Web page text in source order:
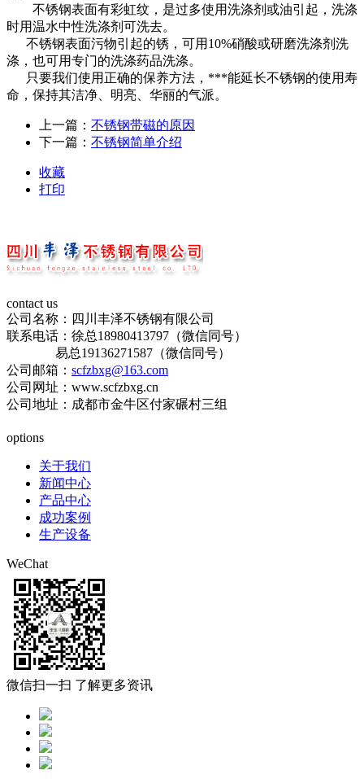
不锈钢表面有彩虹纹，是过多使用洗涤剂或油引起，洗涤
时用温水中性洗涤剂可洗去。
不锈钢表面污物引起的锈，可用10%硝酸或研磨洗涤剂洗
涤，也可用专门的洗涤药品洗涤。
只要我们使用正确的保养方法，***能延长不锈钢的使用寿
命，保持其洁净、明亮、华丽的气派。
上一篇： 不锈钢带磁的原因
下一篇： 不锈钢简单介绍
收藏
打印
contact us
公司名称：四川丰泽不锈钢有限公司
联系电话：徐总18980413797（微信同号）
易总19136271587（微信同号）
公司邮箱： scfzbxg@163.com
公司网址：www.scfzbxg.cn
公司地址：成都市金牛区付家碾村三组
options
关于我们
新闻中心
产品中心
成功案例
生产设备
WeChat
微信扫一扫 了解更多资讯